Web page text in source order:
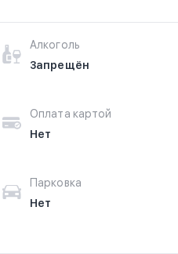
Алкоголь
Запрещён
Оплата картой
Нет
Парковка
Нет